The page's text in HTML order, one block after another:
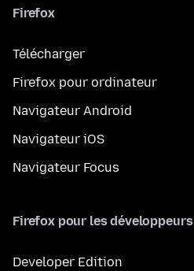
Firefox
Télécharger
Firefox pour ordinateur
Navigateur Android
Navigateur iOS
Navigateur Focus
Firefox pour les développeurs
Developer Edition